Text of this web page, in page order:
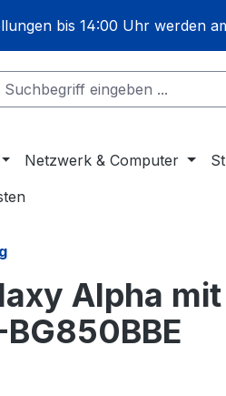
bis 14:00 Uhr werden
Netzwerk & Computer
Alpha